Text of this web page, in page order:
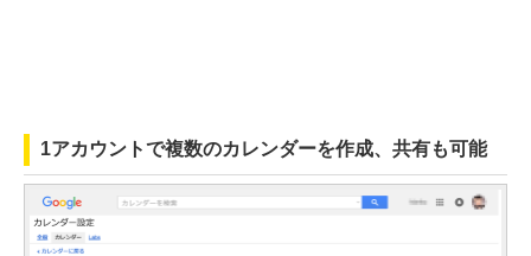
1アカウントで複数のカレンダーを作成、共有も可能